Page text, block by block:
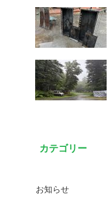
カテゴリー
お知らせ